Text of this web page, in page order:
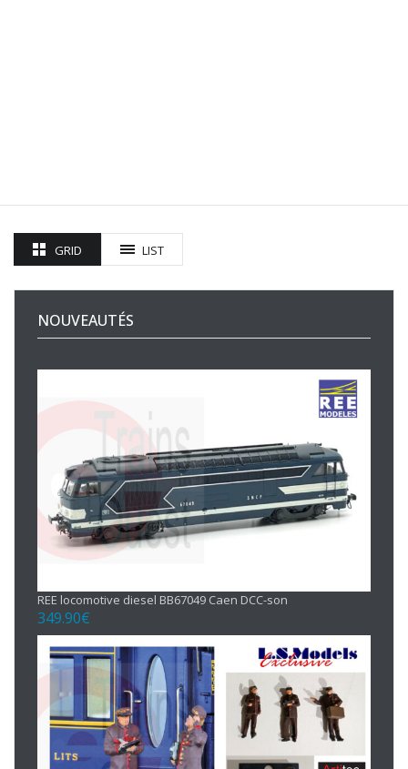
GRID LIST
NOUVEAUTÉS
REE locomotive diesel BB67049 Caen DCC-son
349.90€